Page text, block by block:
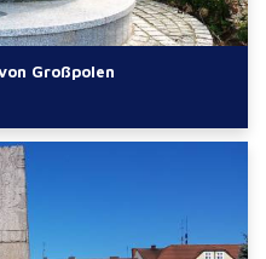
Großpolen